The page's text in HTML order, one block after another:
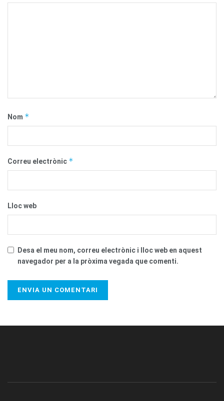
Nom *
Correu electrònic *
Lloc web
Desa el meu nom, correu electrònic i lloc web en aquest
navegador per a la pròxima vegada que comenti.